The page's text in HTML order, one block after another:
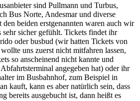
sind Pullmann und Turbus,
Bus Norte, Andesmar und diverse
beiden erstgenannten waren auch wir
sehr sicher gefühlt. Tickets findet ihr
oder busbud (wir hatten Tickets von
uns zuerst nicht mitfahren lassen,
so anscheinend nicht kannte und
angegeben hat) oder ihr
im Busbahnhof, zum Beispiel in
kauft, kann es aber natürlich sein, dass
bereits ausgebucht ist, dann heißt es